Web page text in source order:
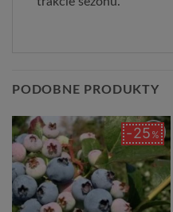
PODOBNE PRODUKTY
25%
Dodaj
do
listy
życzeń